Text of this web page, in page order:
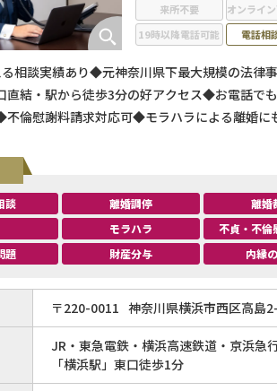
相談実績あり◆元神奈川県下最大規模の法律
直結・駅から徒歩3分の好アクセス◆お電話で
倫慰謝料請求対応可◆モラハラによる離婚に
来所不要 オンライ
19時以降電話可能
電話相
談 離婚調停 離婚
モラハラ 不貞・不倫
題
財産分与 内縁
〒220-0011 神奈川県横浜市西区高島
JR・東急電鉄・横浜高速鉄道・京浜急
「横浜駅」東口徒歩1分